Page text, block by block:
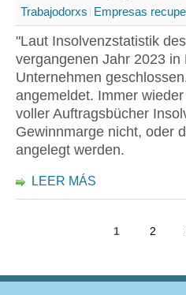
Trabajodorxs Empresas
"Laut Insolvenzstatistik
vergangenen Jahr 2023
Unternehmen
angemeldet. Immer
voller Auftragsbücher
Gewinnmarge nicht, oder
angelegt werden.
LEER MÁS
1 2